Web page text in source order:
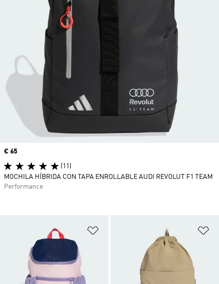
Añadir a la lista de deseos
Precio
€ 65
(11)
MOCHILA HÍBRIDA CON TAPA ENROLLABLE AUDI REVOLUT F1 TEAM
Performance